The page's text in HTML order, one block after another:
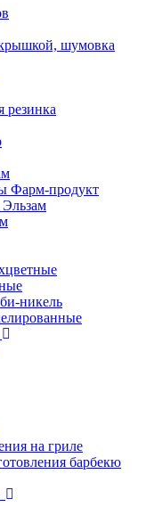
шумовка
резинка
Фарм-продукт
никель
на гриле
барбекю